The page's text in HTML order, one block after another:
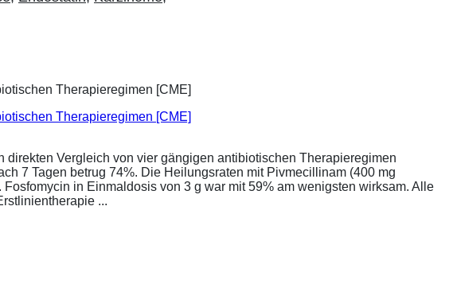
Therapieregimen [CME]
Vergleich von vier gängigen antibiotischen Therapieregimen
7 Tagen betrug 74%. Die Heilungsraten mit Pivmecillinam (400 mg
in Einmaldosis von 3 g war mit 59% am wenigsten wirksam. Alle
...